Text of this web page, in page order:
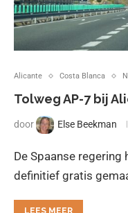
Alicante Costa Blanca
Tolweg AP-7 bij
door Else Beekman
De Spaanse
definitief gratis
LEES MEER